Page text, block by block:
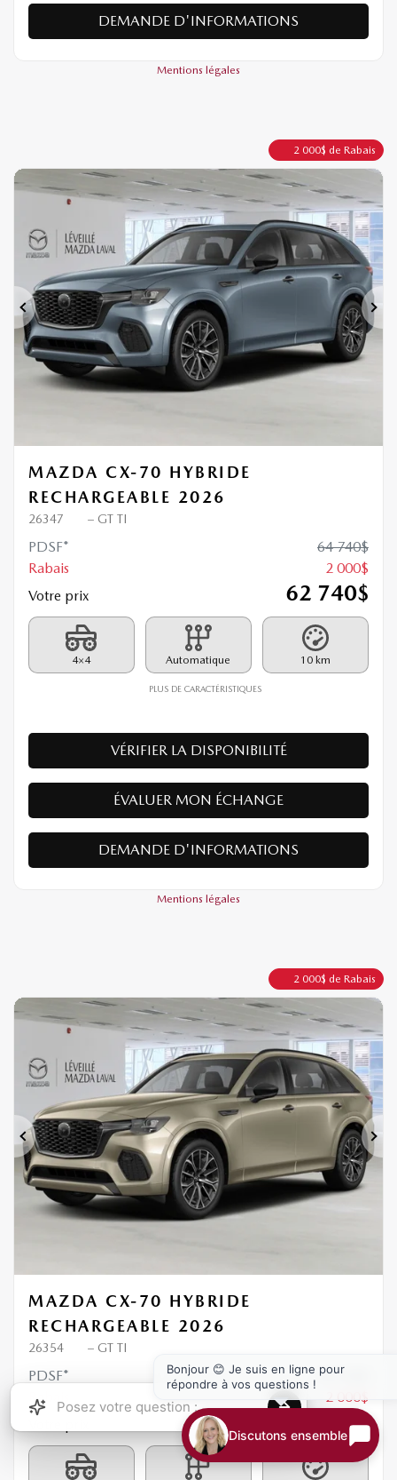
DEMANDE D'INFORMATIONS
Mentions légales
2 000$ de Rabais
Précédent
MAZDA CX-70 HYBRIDE
RECHARGEABLE 2026
26347 – GT TI
PDSF* 64 740$
Rabais
2 000$
Votre prix
62 740$
4×4 Automatique 10 km
PLUS DE CARACTÉRISTIQUES
VÉRIFIER LA DISPONIBILITÉ
ÉVALUER MON ÉCHANGE
DEMANDE D'INFORMATIONS
Mentions légales
2 000$ de Rabais
Précédent
MAZDA CX-70 HYBRIDE
RECHARGEABLE 2026
26354 – GT TI
PDSF* 64 740
Rabais
2 000$
62 740$
Bonjour 😊 Je suis en ligne pour
répondre à vos questions !
Discutons ensemble